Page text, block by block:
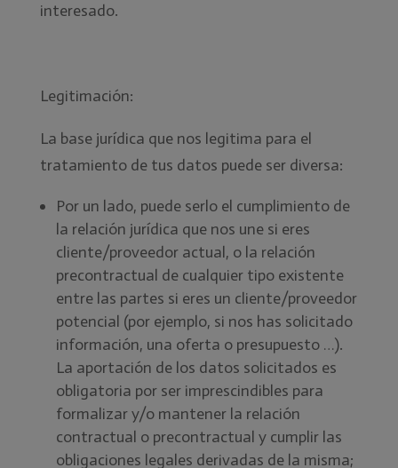
interesado.
Legitimación:
La base jurídica que nos legitima para el
tratamiento de tus datos puede ser diversa:
Por un lado, puede serlo el cumplimiento de
la relación jurídica que nos une si eres
cliente/proveedor actual, o la relación
precontractual de cualquier tipo existente
entre las partes si eres un cliente/proveedor
potencial (por ejemplo, si nos has solicitado
información, una oferta o presupuesto …).
La aportación de los datos solicitados es
obligatoria por ser imprescindibles para
formalizar y/o mantener la relación
contractual o precontractual y cumplir las
obligaciones legales derivadas de la misma;